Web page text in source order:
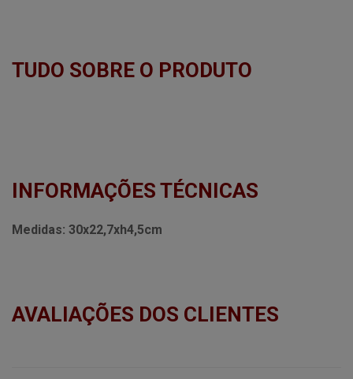
TUDO SOBRE O PRODUTO
INFORMAÇÕES TÉCNICAS
Medidas: 30x22,7xh4,5cm
AVALIAÇÕES DOS CLIENTES